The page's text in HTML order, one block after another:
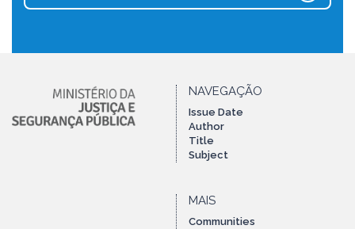
NAVEGAÇÃO
Issue Date
Author
Title
Subject
MAIS
Communities